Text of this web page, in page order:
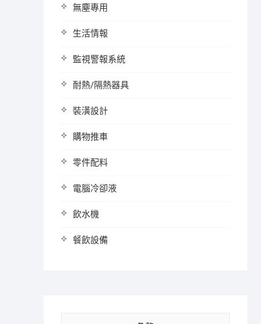
無塵專用
生活情報
監視警報系統
耐熱/隔熱器具
裝潢設計
購物推車
零件配料
電腦冷卻液
飲水機
餐飲設備